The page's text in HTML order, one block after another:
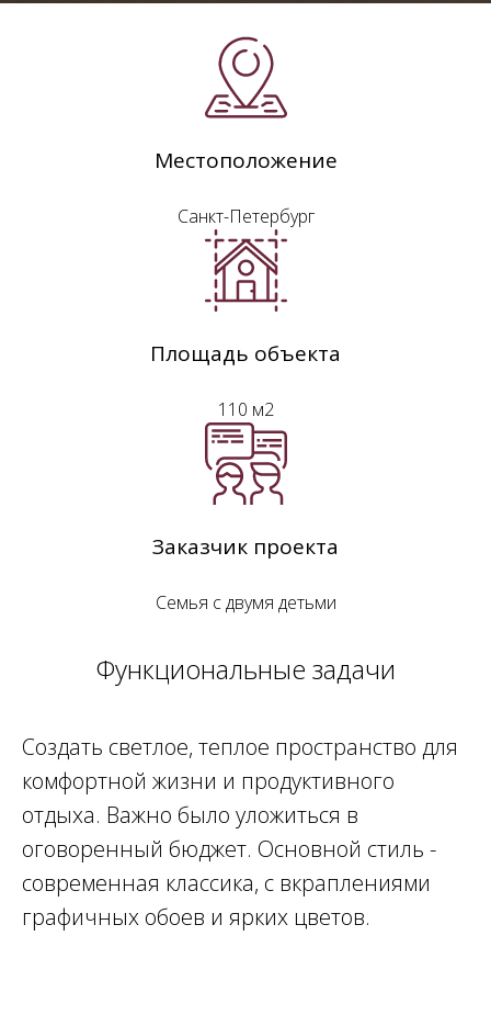
Местоположение
Санкт-Петербург
Площадь объекта
110 м2
Заказчик проекта
Семья с двумя детьми
Функциональные задачи
Создать светлое, теплое пространство для
комфортной жизни и продуктивного
отдыха. Важно было уложиться в
оговоренный бюджет. Основной стиль -
современная классика, с вкраплениями
графичных обоев и ярких цветов.